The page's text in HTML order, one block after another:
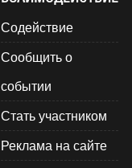
Содействие
Сообщить о
событии
Стать участником
Реклама на сайте